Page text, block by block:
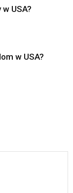
USA?
w USA?